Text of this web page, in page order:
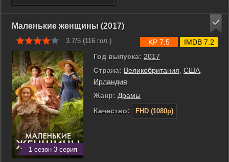
Маленькие женщины (2017)
3.7/5 (116 гол.)
1 сезон 3 серия
Год выпуска: 2017
Страна: Великобритания США
Ирландия
Жанр: Драмы
Качество:
FHD (1080p)
KP 7.5 IMDB 7.2